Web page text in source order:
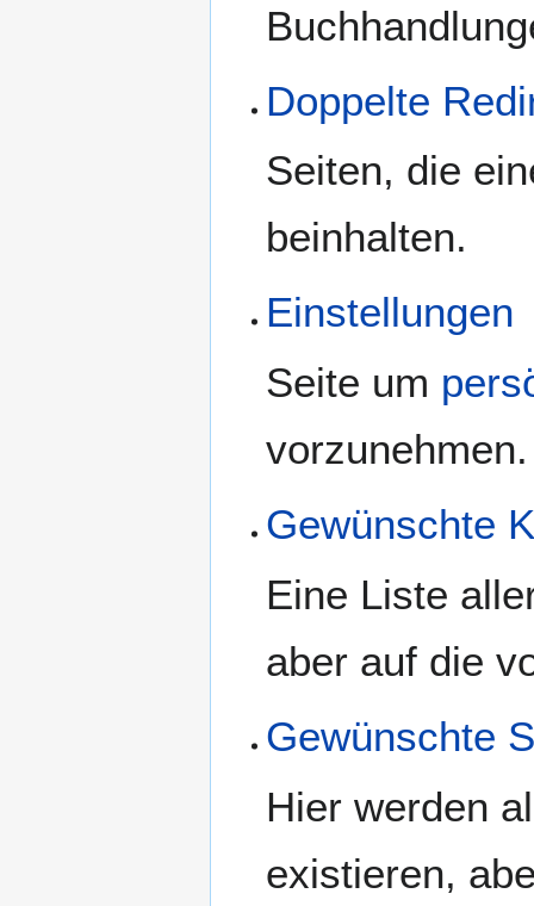
Doppelte
Seiten, die
beinhalten.
Einstellungen
Seite um
vorzunehmen.
Gewünschte
Eine Liste
aber auf die
Gewünschte
Hier werden
existieren,